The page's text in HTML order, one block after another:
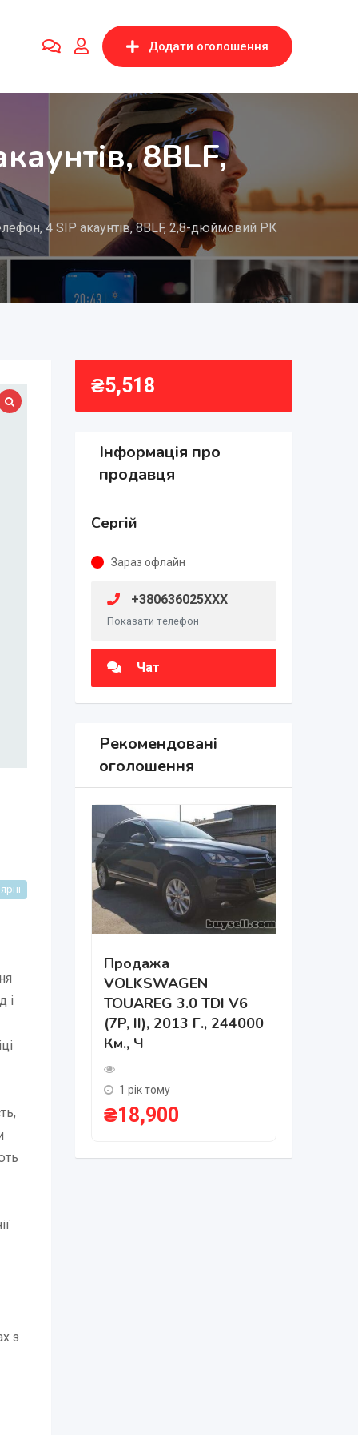
Додати оголошення
8BLF,
4 SIP акаунтів, 8BLF, 2,8-дюймовий РК
і
з
₴5,518
Інформація про
продавця
Сергій
Зараз офлайн
+380636025XXX
Показати телефон
Чат
Рекомендовані
оголошення
Продажа
VOLKSWAGEN
TOUAREG 3.0 TDI V6
(7P, II), 2013 Г., 244000
Км., Ч
1 рік тому
₴18,900